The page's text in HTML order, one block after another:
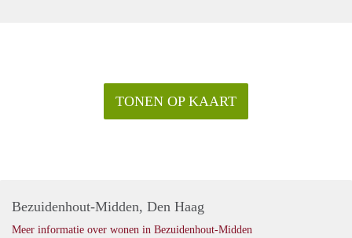
TONEN OP KAART
Bezuidenhout-Midden, Den Haag
Meer informatie over wonen in Bezuidenhout-Midden